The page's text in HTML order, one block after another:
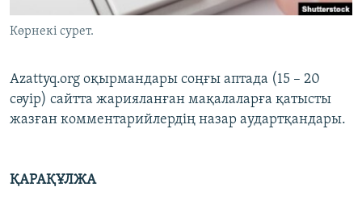
Көрнекі сурет.
Azattyq.org оқырмандары соңғы аптада (15 – 20
сәуір) сайтта жарияланған мақалаларға қатысты
жазған комментарийлердің назар аудартқандары.
ҚАРАҚҰЛЖА